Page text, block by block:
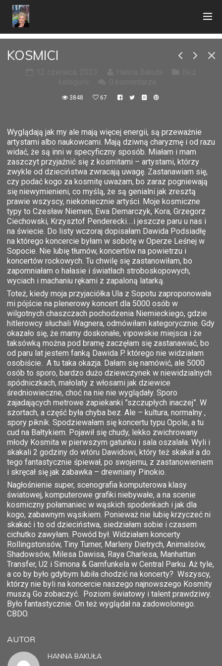
KOSMICI
3848 67
Wyglądają jak my ale mają więcej energii, są przeważnie
artystami albo naukowcami. Mają dziwną charyzmę i od razu
widać, że są inni w specyficzny sposób. Miałam i mam
zaszczyt przyjaźnić się z kosmitami – artystami, którzy
zwykle od dzieciństwa zwracają uwagę. Zastanawiam się,
czy podać kogo za kosmitę uważam, bo zaraz pogniewają
się niewymienieni, co myślą, że są genialni jak zresztą
prawie wszyscy, niekoniecznie artyści. Moje kosmiczne
typy to Czesław Niemen, Ewa Demarczyk, Kora, Grzegorz
Ciechowski, Krzysztof Penderecki….i jeszcze paru u nas i
na świecie. Do listy wczoraj dopisałam Dawida Podsiadłę
na którego koncercie byłam w sobotę w Operze Leśnej w
Sopocie. Nie lubię tłumów, koncertów na powietrzu i
koncertów rockowych. Tu chwilę się zastanowiłam, bo
zapomniałam o hałasie i światłach stroboskopowych,
wyciach i machaniu rękami z zapaloną latarką.
Toteż, kiedy moja przyjaciółka Ula z Sopotu zaproponowała
mi pójście na plenerowy koncert dla 5000 osób w
wilgotnych chaszczach pochodzenia Niemieckiego, gdzie
hitlerowcy słuchali Wagnera, odmówiłam kategorycznie. Gdy
okazało się, że mamy doskonałe, vipowskie miejsca i że
taksówką można pod bramę zaczęłam się zastanawiać, bo
od paru lat jestem fanką Dawida P. którego nie widziałam
osobiście. A tu taka okazja. Dałam się namówić, ale 5000
osób to sporo, bardzo dużo dziewczynek w niewidzialnych
spódniczkach, małolaty z włosami jak dziewice
średniowieczne, choć na nie nie wyglądały. Sporo
zajadających metrowe zapiekanki ”szczupłych inaczej”. W
szortach, a część była chyba bez. Ale – kultura, normalny ,
spory piknik. Spodziewałam się koncertu typu Opole, a tu
cud na Bałtykiem. Pojawił się chudy, lekko zwichrowany
młody Kosmita w pierwszym gatunku i sala oszalała. Wyli i
skakali 2 godziny do wtóru Dawidowi, który też skakał a do
tego fantastycznie śpiewał, po swojemu, z zastanowieniem
i skręcał się jak zabawka – drewniany Pinokio.
Nagłośnienie super, scenografia komputerowa klasy
światowej, komputerowe grafiki niebywałe, a na scenie
kosmiczny połamaniec w wąskich spodenkach i jak dla
kogo, zabawnym wąsikiem. Ponieważ nie lubię krzyczeć ni
skakać i to od dzieciństwa, siedziałam sobie i czasem
cichutko zawyłam. Powód był. Widziałam koncerty
Rollingstonsów, Tiny Turner, Marleny Dietrych, Animalsów,
Shadowsów, Milesa Dawisa, Raya Charlesa, Manhattan
Transfer, U2 i Simona & Garnfunkela w Central Parku. Aż tyle,
a co by było gdybym lubiła chodzić na koncerty? Wszyscy,
którzy nie byli na koncercie naszego najnowszego Kosmity
muszą Go zobaczyć. Poziom światowy i talent prawdziwy.
Było fantastycznie. On też wyglądał na zadowolonego.
CBDO.
AUTOR
HANNA BAKUŁA